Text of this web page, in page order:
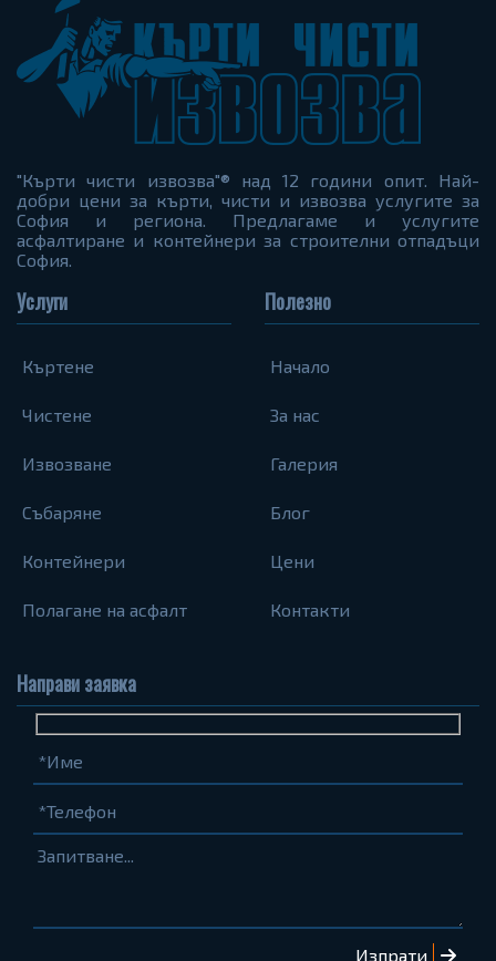
"Кърти чисти извозва"® над 12 години опит. Най-
добри цени за кърти, чисти и извозва услугите за
София и региона. Предлагаме и услугите
асфалтиране и контейнери за строителни отпадъци
София.
Услуги
Къртене
Чистене
Извозване
Събаряне
Контейнери
Полагане на асфалт
Полезно
Начало
За нас
Галерия
Блог
Цени
Контакти
Направи заявка
Име
(задължително)
Телефон
(задължително)
Запитване...